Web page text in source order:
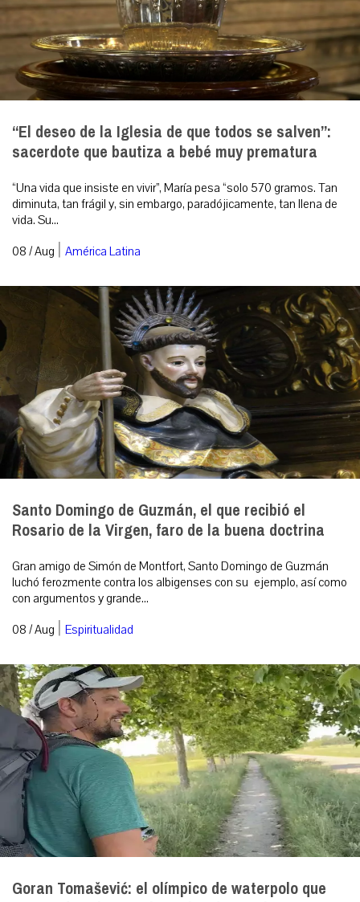
“El deseo de la Iglesia de que todos se salven”:
sacerdote que bautiza a bebé muy prematura
“Una vida que insiste en vivir”, María pesa “solo 570 gramos. Tan
diminuta, tan frágil y, sin embargo, paradójicamente, tan llena de
vida. Su...
08 / Aug | América Latina
Santo Domingo de Guzmán, el que recibió el
Rosario de la Virgen, faro de la buena doctrina
Gran amigo de Simón de Montfort, Santo Domingo de Guzmán
luchó ferozmente contra los albigenses con su ejemplo, así como
con argumentos y grande...
08 / Aug | Espiritualidad
Goran Tomašević: el olímpico de waterpolo que